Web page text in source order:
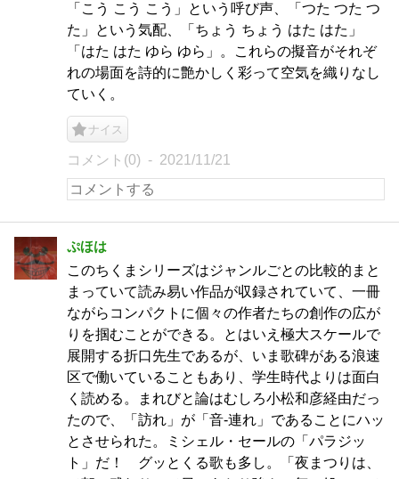
「こう こう こう」という呼び声、「つた つた つ
た」という気配、「ちょう ちょう はた はた」
「はた はた ゆら ゆら」。これらの擬音がそれぞ
れの場面を詩的に艶かしく彩って空気を織りなし
ていく。
ナイス
コメント(0) 2021/11/21
ぷほは
このちくまシリーズはジャンルごとの比較的まと
まっていて読み易い作品が収録されていて、一冊
ながらコンパクトに個々の作者たちの創作の広が
りを掴むことができる。とはいえ極大スケールで
展開する折口先生であるが、いま歌碑がある浪速
区で働いていることもあり、学生時代よりは面白
く読める。まれびと論はむしろ小松和彦経由だっ
たので、「訪れ」が「音-連れ」であることにハッ
とさせられた。ミシェル・セールの「パラジッ
ト」だ！ グッとくる歌も多し。「夜まつりは、